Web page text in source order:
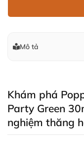
Mô tả
Khám phá
Party Green
nghiệm thăng